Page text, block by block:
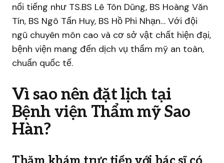
nổi tiếng như TS.BS Lê Tôn Dũng, BS Hoàng Văn
Tín, BS Ngô Tấn Huy, BS Hồ Phi Nhạn… Với đội
ngũ chuyên môn cao và cơ sở vật chất hiện đại,
bệnh viện mang đến dịch vụ thẩm mỹ an toàn,
chuẩn quốc tế.
Vì sao nên đặt lịch tại
Bệnh viện Thẩm mỹ Sao
Hàn?